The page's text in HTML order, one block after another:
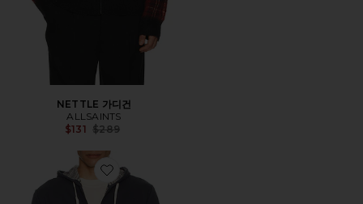
NETTLE 가디건
ALLSAINTS
$131 Previous price:
$289
Favorite RELAXED CLOUD 9 풀집 후디